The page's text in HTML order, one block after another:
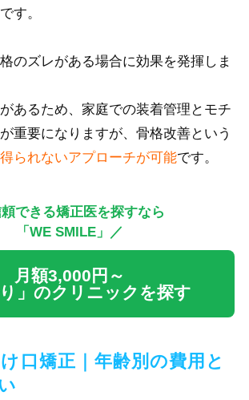
す。
のズレがある場合に効果を発揮しま
あるため、家庭での装着管理とモチ
重要になりますが、骨格改善という
られないアプローチが可能です。
頼できる矯正医を探すなら
「WE SMILE」／
月額3,000円～
り」のクリニックを探す
口矯正｜年齢別の費用と